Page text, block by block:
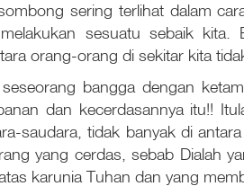
sering terlihat dalam
sesuatu sebaik kita.
orang-orang di sekitar kita
bangga dengan
dan kecerdasannya itu!!
saudara, tidak banyak di
yang cerdas, sebab Dialah
karunia Tuhan dan yang